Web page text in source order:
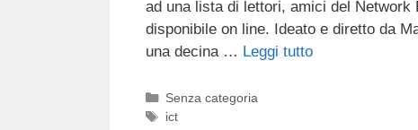
ad una lista di lettori, amici del
disponibile on line. Ideato e diretto da
una decina … Leggi tutto
Categorie
Senza categoria
Tag
ict